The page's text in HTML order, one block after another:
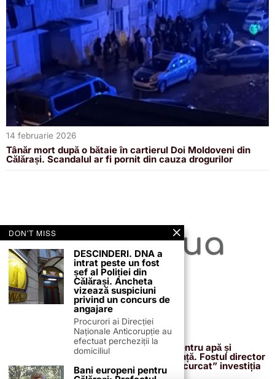
14 februarie 2026
Tânăr mort după o bătaie în cartierul Doi Moldoveni din
Călărași. Scandalul ar fi pornit din cauza drogurilor
13 februarie 2026
Proiectul de 400 de milioane de euro pentru apă și
canalizare, confirmat definitiv de instanță. Fostul director
reacționează după acuzațiile că ar fi „încurcat” investiția
DON'T MISS
DESCINDERI. DNA a
intrat peste un fost
șef al Poliției din
Călărași. Ancheta
vizează suspiciuni
privind un concurs de
angajare
Procurori ai Direcției
Naționale Anticorupție au
efectuat percheziții la
domiciliul
Bani europeni pentru